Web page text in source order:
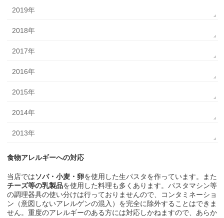
2019年
2018年
2017年
2016年
2015年
2014年
2013年
食物アレルギーへの対応
当店ではソバ・小麦・卵を使用した生パスタを作っています。また
チーズ等の乳製品を使用した料理も多くあります。パスタマシン等
の調理器具の使い分けは行っておりませんので、コンタミネーショ
ン（意図しないアレルゲンの混入）を完全に除外することはできま
せん。重度のアレルギーのある方には対応しかねますので、あらか